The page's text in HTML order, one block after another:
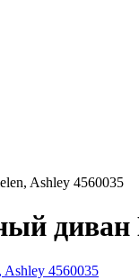
Ashley 4560035
диван